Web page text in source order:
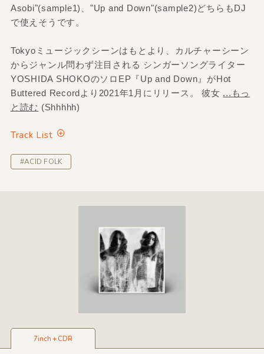
Asobi"(sample1)、"Up and Down"(sample2)どちらもDJ
で使えそうです。
Tokyoミュージックシーンはもとより、カルチャーシーン
からジャンル問わず注目される シンガーソングライター
YOSHIDA SHOKOのソロEP『Up and Down』がHot
Buttered Recordより2021年1月にリリース。 彼女 ...もっ
と読む (Shhhhh)
Track List
#ACID FOLK
7inch＋CDR